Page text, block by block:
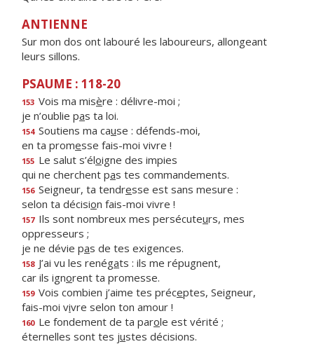
ANTIENNE
Sur mon dos ont labouré les laboureurs, allongeant
leurs sillons.
PSAUME : 118-20
153 Vois ma misère : délivre-moi ;
je n’oublie pas ta loi.
154 Soutiens ma cause : défends-moi,
en ta promesse fais-moi vivre !
155 Le salut s’éloigne des impies
qui ne cherchent pas tes commandements.
156 Seigneur, ta tendresse est sans mesure :
selon ta décision fais-moi vivre !
157 Ils sont nombreux mes persécuteurs, mes
oppresseurs ;
je ne dévie pas de tes exigences.
158 J’ai vu les renégats : ils me répugnent,
car ils ignorent ta promesse.
159 Vois combien j’aime tes préceptes, Seigneur,
fais-moi vivre selon ton amour !
160 Le fondement de ta parole est vérité ;
éternelles sont tes justes décisions.